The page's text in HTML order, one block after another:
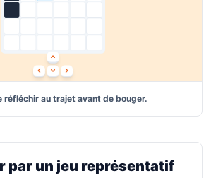
réfléchir au trajet avant de bouger.
par un jeu représentatif